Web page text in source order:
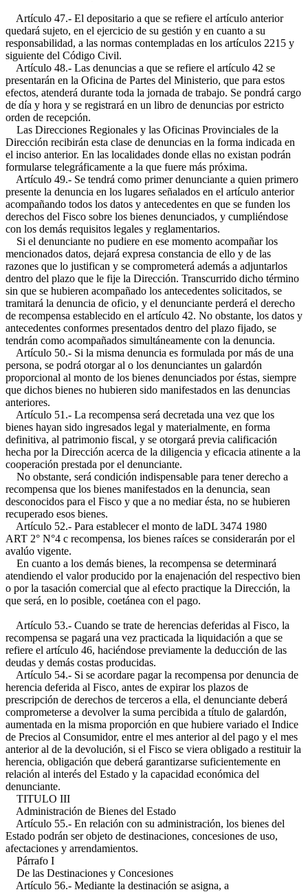
Artículo 47.- El depositario a que se refiere el artículo anterior
quedará sujeto, en el ejercicio de su gestión y en cuanto a su
responsabilidad, a las normas contempladas en los artículos 2215 y
siguiente del Código Civil.
Artículo 48.- Las denuncias a que se refiere el artículo 42 se
presentarán en la Oficina de Partes del Ministerio, que para estos
efectos, atenderá durante toda la jornada de trabajo. Se pondrá cargo
de día y hora y se registrará en un libro de denuncias por estricto
orden de recepción.
Las Direcciones Regionales y las Oficinas Provinciales de la
Dirección recibirán esta clase de denuncias en la forma indicada en
el inciso anterior. En las localidades donde ellas no existan podrán
formularse telegráficamente a la que fuere más próxima.
Artículo 49.- Se tendrá como primer denunciante a quien primero
presente la denuncia en los lugares señalados en el artículo anterior
acompañando todos los datos y antecedentes en que se funden los
derechos del Fisco sobre los bienes denunciados, y cumpliéndose
con los demás requisitos legales y reglamentarios.
Si el denunciante no pudiere en ese momento acompañar los
mencionados datos, dejará expresa constancia de ello y de las
razones que lo justifican y se comprometerá además a adjuntarlos
dentro del plazo que le fije la Dirección. Transcurrido dicho término
sin que se hubieren acompañado los antecedentes solicitados, se
tramitará la denuncia de oficio, y el denunciante perderá el derecho
de recompensa establecido en el artículo 42. No obstante, los datos y
antecedentes conformes presentados dentro del plazo fijado, se
tendrán como acompañados simultáneamente con la denuncia.
Artículo 50.- Si la misma denuncia es formulada por más de una
persona, se podrá otorgar al o los denunciantes un galardón
proporcional al monto de los bienes denunciados por éstas, siempre
que dichos bienes no hubieren sido manifestados en las denuncias
anteriores.
Artículo 51.- La recompensa será decretada una vez que los
bienes hayan sido ingresados legal y materialmente, en forma
definitiva, al patrimonio fiscal, y se otorgará previa calificación
hecha por la Dirección acerca de la diligencia y eficacia atinente a la
cooperación prestada por el denunciante.
No obstante, será condición indispensable para tener derecho a
recompensa que los bienes manifestados en la denuncia, sean
desconocidos para el Fisco y que a no mediar ésta, no se hubieren
recuperado esos bienes.
Artículo 52.- Para establecer el monto de laDL 3474 1980
ART 2° N°4 c recompensa, los bienes raíces se considerarán por el
avalúo vigente.
En cuanto a los demás bienes, la recompensa se determinará
atendiendo el valor producido por la enajenación del respectivo bien
o por la tasación comercial que al efecto practique la Dirección, la
que será, en lo posible, coetánea con el pago.
Artículo 53.- Cuando se trate de herencias deferidas al Fisco, la
recompensa se pagará una vez practicada la liquidación a que se
refiere el artículo 46, haciéndose previamente la deducción de las
deudas y demás costas producidas.
Artículo 54.- Si se acordare pagar la recompensa por denuncia de
herencia deferida al Fisco, antes de expirar los plazos de
prescripción de derechos de terceros a ella, el denunciante deberá
comprometerse a devolver la suma percibida a título de galardón,
aumentada en la misma proporción en que hubiere variado el Indice
de Precios al Consumidor, entre el mes anterior al del pago y el mes
anterior al de la devolución, si el Fisco se viera obligado a restituir la
herencia, obligación que deberá garantizarse suficientemente en
relación al interés del Estado y la capacidad económica del
denunciante.
TITULO III
Administración de Bienes del Estado
Artículo 55.- En relación con su administración, los bienes del
Estado podrán ser objeto de destinaciones, concesiones de uso,
afectaciones y arrendamientos.
Párrafo I
De las Destinaciones y Concesiones
Artículo 56.- Mediante la destinación se asigna, a